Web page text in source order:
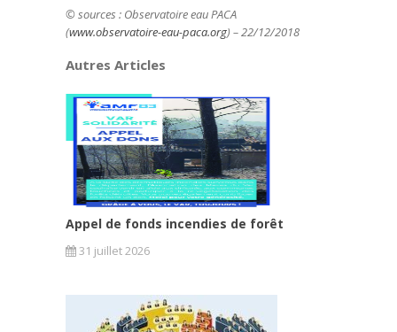
© sources : Observatoire eau PACA
(www.observatoire-eau-paca.org) – 22/12/2018
Autres Articles
Appel de fonds incendies de forêt
31 juillet 2026